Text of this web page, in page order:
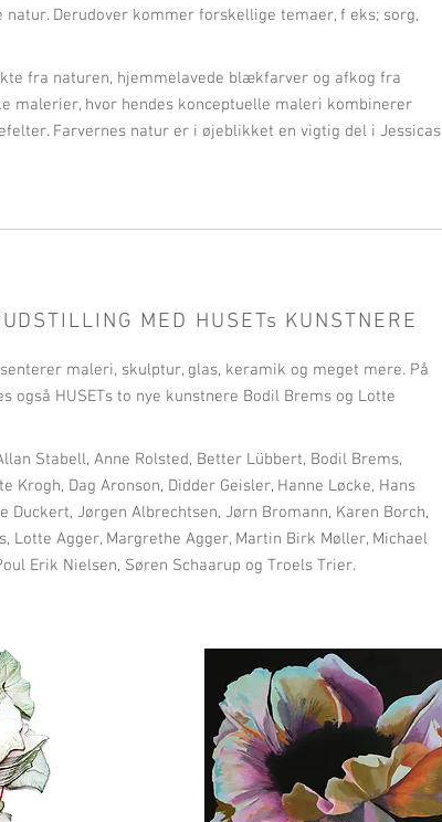
Derudover kommer forskellige temaer, f eks; sorg,
fra naturen, hjemmelavede blækfarver og afkog fra
malerier, hvor hendes konceptuelle maleri kombinerer
Farvernes natur er i øjeblikket en vigtig del i Jessicas
MED HUSETs KUNSTNERE
maleri, skulptur, glas, keramik og meget mere. På
også HUSETs to nye kunstnere Bodil Brems og Lotte
Stabell, Anne Rolsted, Better Lübbert, Bodil Brems,
Krogh, Dag Aronson, Didder Geisler, Hanne Løcke, Hans
Duckert, Jørgen Albrechtsen, Jørn Bromann, Karen Borch,
Lotte Agger, Margrethe Agger, Martin Birk Møller, Michael
Erik Nielsen, Søren Schaarup og Troels Trier.